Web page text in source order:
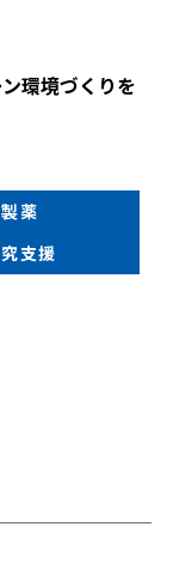
環境づくりを
製薬
支援